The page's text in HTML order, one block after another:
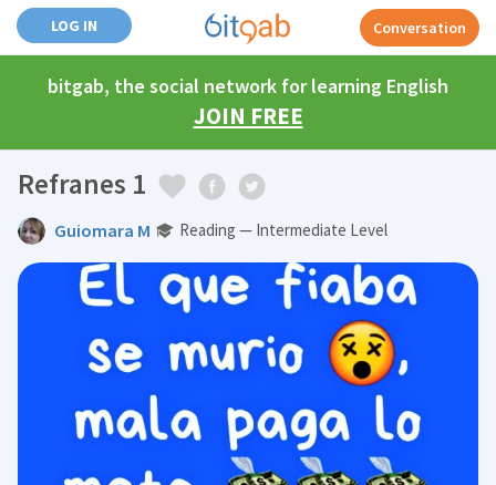
LOG IN Conversation
bitgab, the social network for learning English
JOIN FREE
Refranes 1
Guiomara M Reading — Intermediate Level